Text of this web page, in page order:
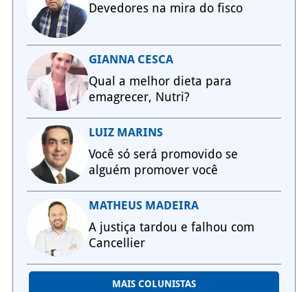
Devedores na mira do fisco
GIANNA CESCA
Qual a melhor dieta para
emagrecer, Nutri?
LUIZ MARINS
Você só será promovido se
alguém promover você
MATHEUS MADEIRA
A justiça tardou e falhou com
Cancellier
MAIS COLUNISTAS